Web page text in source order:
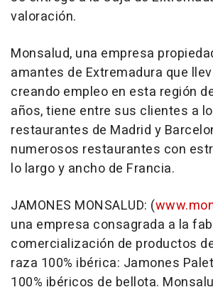
valoración.
Monsalud, una empresa
amantes de Extremadura que
creando empleo en esta región
años, tiene entre sus clientes a
restaurantes de Madrid y
numerosos restaurantes con
lo largo y ancho de Francia.
JAMONES MONSALUD: (
una empresa consagrada a la
comercialización de productos
raza 100% ibérica: Jamones
100% ibéricos de bellota.